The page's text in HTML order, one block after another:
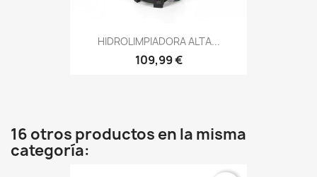
HIDROLIMPIADORA ALTA...
109,99 €
16 otros productos en la misma
categoría: